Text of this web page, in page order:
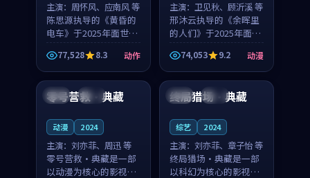
主演： 周怀风、应南风 等
陈思源执导的《黄昏的
电车》于2025年面世，
日本的城市气质与渔村
故事的人物心境共同构
筑了影片基调。周怀
风、应南风用细腻的表
演撑起整部动作电影，
77,528 8.3 动作
主演： 卫见秋、顾沂溪 等
邢沐云执导的《余晖里
的人们》于2025年面
世，泰国的城市气质与
小镇生活的人物心境共
同构筑了影片基调。卫
见秋、顾沂溪用细腻的
表演撑起整部动漫电
74,053 9.2 动漫
美国 完结
零号营救·典藏
动漫 2024
主演： 刘亦菲、周迅 等
零号营救·典藏是一部
以动漫为核心的影视作
美国 独播
终局猎场·典藏
综艺 2024
主演： 刘亦菲、章子怡 等
终局猎场·典藏是一部
以科幻为核心的影视作